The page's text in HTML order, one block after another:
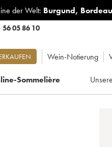
der Welt: Burgund,
56 05 86 10
Wein-Notierung
Sommelière